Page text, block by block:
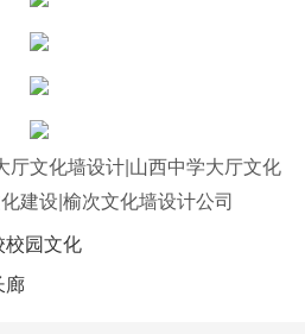
厅文化墙设计|山西中学大厅文化
建设|榆次文化墙设计公司
园文化
廊